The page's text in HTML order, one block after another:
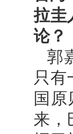
拉圭
论？
郭
只有
国
来，